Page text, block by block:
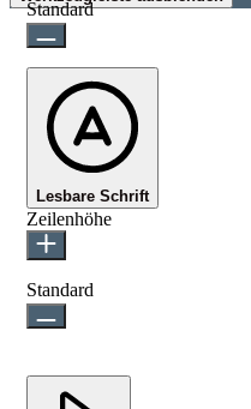
Standard
Lesbare Schrift
Zeilenhöhe
Standard